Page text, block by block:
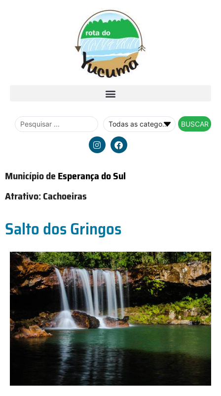
BUSCAR
Município deEsperança do Sul
Atrativo:Cachoeiras
Salto dos Gringos